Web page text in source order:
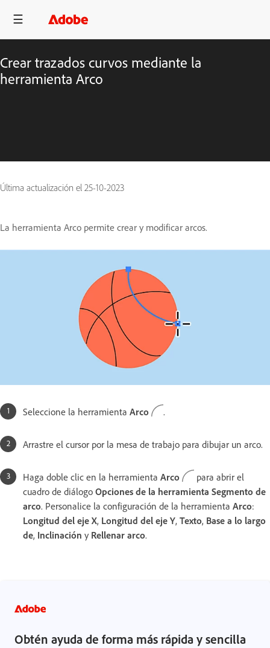
Crear trazados curvos mediante la
herramienta Arco
Última actualización el 25-10-2023
La herramienta Arco permite crear y modificar arcos.
Seleccione la herramienta Arco .
Arrastre el cursor por la mesa de trabajo para dibujar un arco.
Haga doble clic en la herramienta Arco
para abrir el
cuadro de diálogo Opciones de la herramienta Segmento de
arco. Personalice la configuración de la herramienta Arco:
Longitud del eje X, Longitud del eje Y, Texto, Base a lo largo
de, Inclinación y Rellenar arco.
Obtén ayuda de forma más rápida y sencilla